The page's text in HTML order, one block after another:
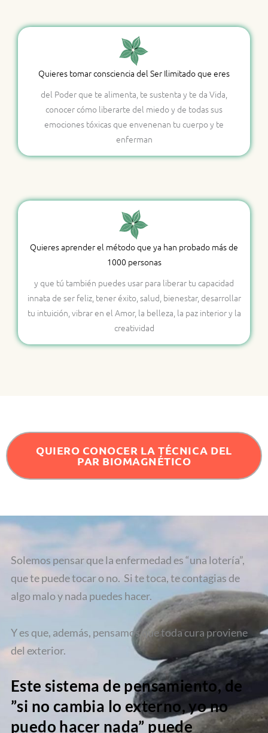
Quieres tomar consciencia del Ser Ilimitado que eres
del Poder que te alimenta, te sustenta y te da Vida,
conocer cómo liberarte del miedo y de todas sus
emociones tóxicas que envenenan tu cuerpo y te
enferman
Quieres aprender el método que ya han probado más de
1000 personas
y que tú también puedes usar para liberar tu capacidad
innata de ser feliz, tener éxito, salud, bienestar, desarrollar
tu intuición, vibrar en el Amor, la belleza, la paz interior y la
creatividad
QUIERO CONOCER LA TÉCNICA DEL
PAR BIOMAGNÉTICO
Solemos pensar que la enfermedad es “una lotería”,
que te puede tocar o no. Si te toca, te contagias de
algo malo y nada puedes hacer.
Y es que, además, pensamos que toda cura proviene
del exterior.
Este sistema de pensamiento, de
”si no cambia lo externo, yo no
puedo hacer nada” puede